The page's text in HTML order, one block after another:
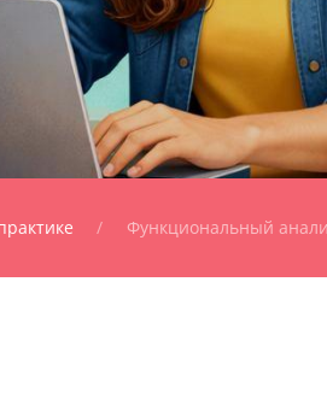
Функциональный